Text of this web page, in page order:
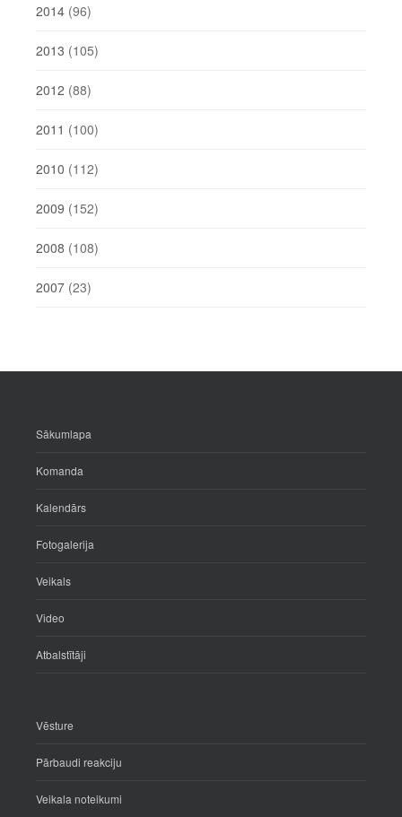
2014 (96)
2013 (105)
2012 (88)
2011 (100)
2010 (112)
2009 (152)
2008 (108)
2007 (23)
Sākumlapa
Komanda
Kalendārs
Fotogalerija
Veikals
Video
Atbalstītāji
Vēsture
Pārbaudi reakciju
Veikala noteikumi